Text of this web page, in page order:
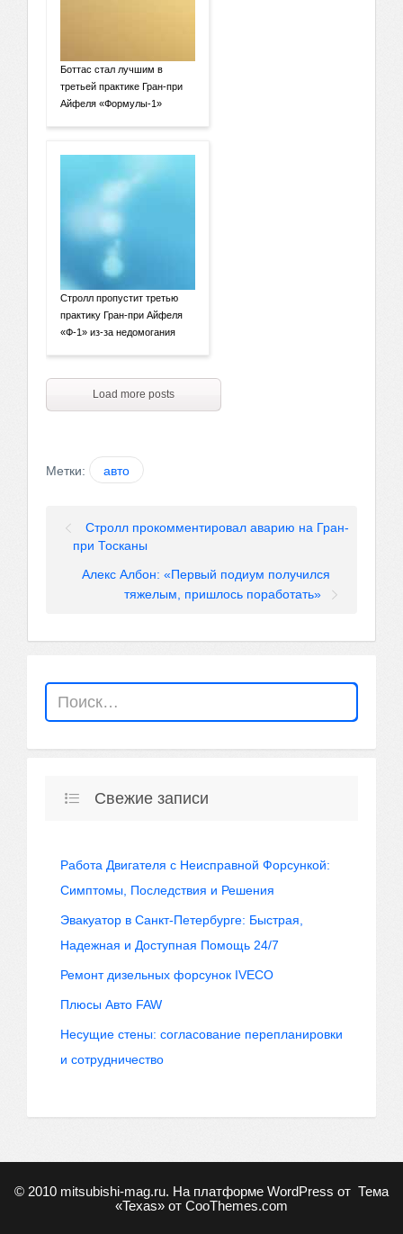
Боттас стал лучшим в
третьей практике Гран-при
Айфеля «Формулы-1»
Стролл пропустит третью
практику Гран-при Айфеля
«Ф-1» из-за недомогания
Load more posts
Метки: авто
Стролл прокомментировал аварию на Гран-
при Тосканы
Алекс Албон: «Первый подиум получился
тяжелым, пришлось поработать»
Свежие записи
Работа Двигателя с Неисправной Форсункой:
Симптомы, Последствия и Решения
Эвакуатор в Санкт-Петербурге: Быстрая,
Надежная и Доступная Помощь 24/7
Ремонт дизельных форсунок IVECO
Плюсы Авто FAW
Несущие стены: согласование перепланировки
и сотрудничество
© 2010 mitsubishi-mag.ru. На платформе WordPress от Тема
«Texas» от CooThemes.com